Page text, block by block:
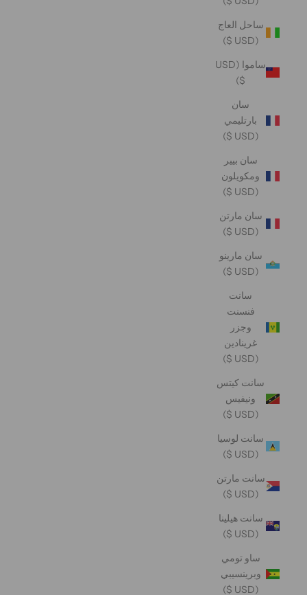
ساحل العاج
(USD $)
ساموا (USD
$)
سان
بارتليمي
(USD $)
سان بيير
ومكويلون
(USD $)
سان مارتن
(USD $)
سان مارينو
(USD $)
سانت
فنسنت
وجزر
غرينادين
(USD $)
سانت كيتس
ونيفيس
(USD $)
سانت لوسيا
(USD $)
سانت مارتن
(USD $)
سانت هيلينا
(USD $)
ساو تومي
وبرينسيبي
(USD $)